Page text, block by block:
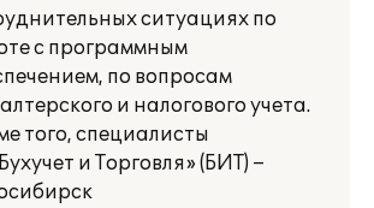
ситуациях по
с программным
по вопросам
и налогового учета.
того, специалисты
и Торговля» (БИТ) –